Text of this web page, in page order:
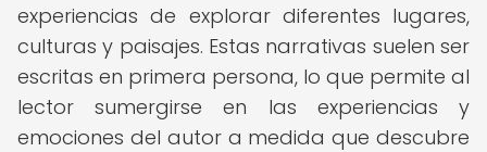
experiencias de explorar diferentes lugares,
culturas y paisajes. Estas narrativas suelen ser
escritas en primera persona, lo que permite al
lector sumergirse en las experiencias y
emociones del autor a medida que descubre